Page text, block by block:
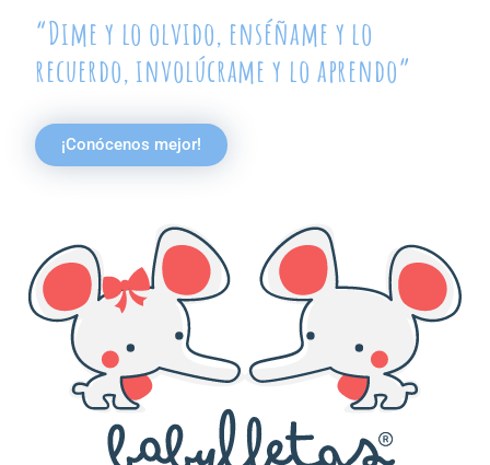
“Dime y lo olvido, enséñame y lo
recuerdo, involúcrame y lo aprendo”
¡Conócenos mejor!